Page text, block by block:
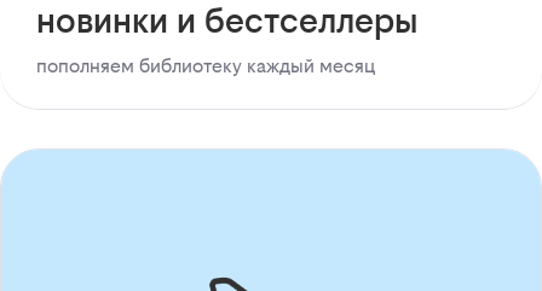
новинки и бестселлеры
пополняем библиотеку каждый месяц